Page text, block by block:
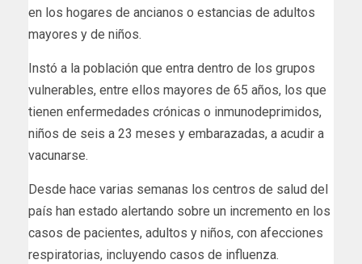
en los hogares de ancianos o es­tancias de adultos
mayo­res y de niños.
Instó a la población que entra dentro de los gru­pos
vulnerables, entre ellos mayores de 65 años, los que
tienen enferme­dades crónicas o inmu­nodeprimidos,
niños de seis a 23 meses y embaraza­das, a acudir a
vacunarse.
Desde hace varias semanas los centros de salud del
país han estado alertando sobre un incremento en los
casos de pacientes, adultos y ni­ños, con afecciones
respira­torias, incluyendo casos de influenza.